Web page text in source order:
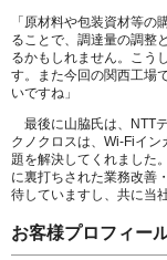
「原材料や包装資材等
ることで、調達量の調整
るかもしれません。こう
す。また今回の関西工場
いですね」
最後に山脇氏は、NTT
クノクロスは、Wi-Fiイ
題を解決してくれました
に裏打ちされた業務改善
待していますし、共に当
お客様プロフィー